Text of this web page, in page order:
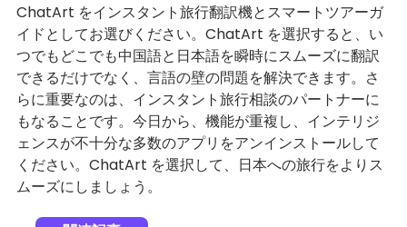
ChatArt をインスタント旅行翻訳機とスマートツアーガ
イドとしてお選びください。ChatArt を選択すると、い
つでもどこでも中国語と日本語を瞬時にスムーズに翻訳
できるだけでなく、言語の壁の問題を解決できます。さ
らに重要なのは、インスタント旅行相談のパートナーに
もなることです。今日から、機能が重複し、インテリジ
ェンスが不十分な多数のアプリをアンインストールして
ください。ChatArt を選択して、日本への旅行をよりス
ムーズにしましょう。